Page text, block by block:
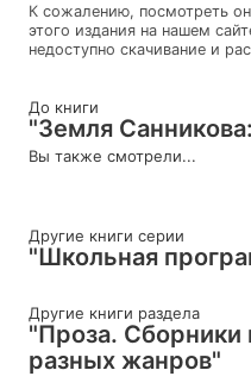
К сожалению, посмотреть
этого издания на нашем
недоступно скачивание и
До книги
"Земля
Вы также смотрели...
Другие книги серии
"Школьная
Другие книги раздела
"Проза. Сборники
разных жанров"